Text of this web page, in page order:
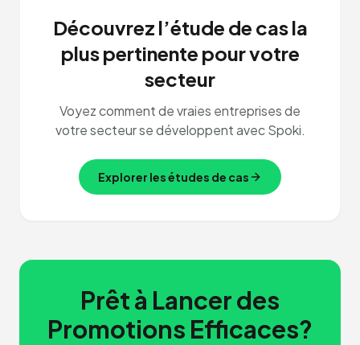
Découvrez l’étude de cas la
plus pertinente pour votre
secteur
Voyez comment de vraies entreprises de
votre secteur se développent avec Spoki.
Explorer les études de cas
Prêt à Lancer des
Promotions Efficaces?